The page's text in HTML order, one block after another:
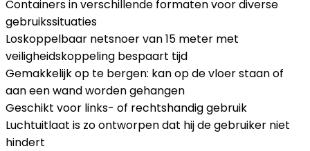
Containers in verschillende formaten voor diverse
gebruikssituaties
Loskoppelbaar netsnoer van 15 meter met
veiligheidskoppeling bespaart tijd
Gemakkelijk op te bergen: kan op de vloer staan of
aan een wand worden gehangen
Geschikt voor links- of rechtshandig gebruik
Luchtuitlaat is zo ontworpen dat hij de gebruiker niet
hindert